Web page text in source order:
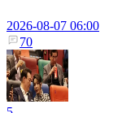
2026-08-07 06:00
70